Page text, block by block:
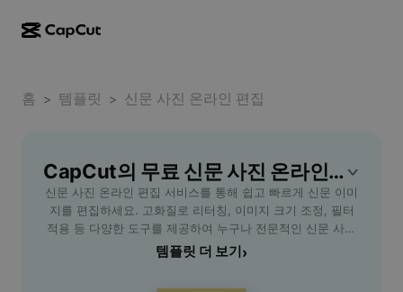
CapCut 데스크톱
CapCut Pad
CapCut 모바일
동영상 스튜디오
AI 동영상 생성기
AI 이미지 생성기
동영상 에디터 및 생성기
이미지 에디터 및 생성기
음성 생성기 및 에디터
소셜 미디어 템플릿
더 보기
이니셔티브
제휴 사용자
홈 > 템플릿 > 신문 사진 온라인 편집
CapCut의 무료 신문 사진 온라인 편집 템플릿
신문 사진 온라인 편집 서비스를 통해 쉽고 빠르게 신문 이미
지를 편집하세요. 고화질로 리터칭, 이미지 크기 조정, 필터
적용 등 다양한 도구를 제공하여 누구나 전문적인 신문 사진
편집이 가능합니다. 디자이너, 기자, 일반 사용자 모두에게 적
템플릿 더 보기 ›